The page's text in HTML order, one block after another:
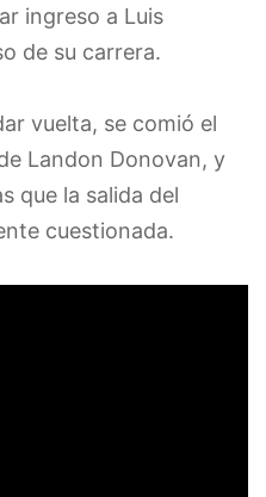
ingreso a Luis
de su carrera.
vuelta, se comió el
Landon Donovan, y
que la salida del
cuestionada.